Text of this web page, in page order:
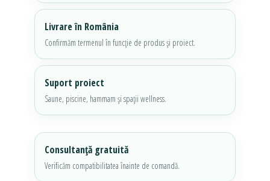
Livrare în România
Confirmăm termenul în funcție de produs și proiect.
Suport proiect
Saune, piscine, hammam și spații wellness.
Consultanță gratuită
Verificăm compatibilitatea înainte de comandă.